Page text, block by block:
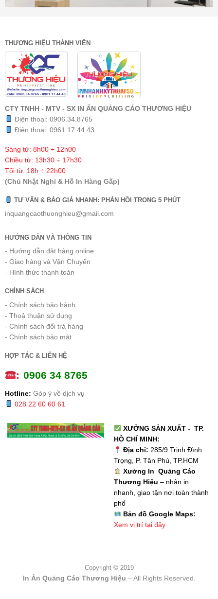
THƯƠNG HIỆU THÀNH VIÊN
CTY TNHH - MTV - SX IN ẤN QUẢNG CÁO THƯƠNG HIỆU
Điện thoại: 0906.34.8765
Điện thoại: 0961.17.44.43
Sáng từ: 8h00 ÷ 12h00
Chiều từ: 13h30 ÷ 17h30
Tối từ: 18h ÷ 22h00
(Chủ Nhật Nghỉ & Hỗ In Hàng Gấp)
TƯ VẤN & BÁO GIÁ NHANH: PHẢN HỒI TRONG 5 PHÚT
inquangcaothuonghieu@gmail.com
HƯỚNG DẪN VÀ THÔNG TIN
- Hướng dẫn đặt hàng online
- Giao hàng và Vận Chuyển
- Hình thức thanh toán
CHÍNH SÁCH
- Chính sách bảo hành
- Thoả thuận sử dụng
- Chính sách đổi trả hàng
- Chính sách bảo mật
HỢP TÁC & LIÊN HỆ
: 0906 34 8765
Hotline: Góp ý về dịch vụ
028 22 60 60 61
XƯỞNG SẢN XUẤT - TP.
HỒ CHÍ MINH:
Địa chỉ: 285/9 Trịnh Đình
Trọng, P. Tân Phú, TP.HCM
Xưởng In Quảng Cáo
Thương Hiệu – nhận in
nhanh, giao tận nơi toàn thành
phố
Bản đồ Google Maps:
Xem vị trí tại đây
Copyright © 2019
In Ấn Quảng Cáo Thương Hiệu – All Rights Reserved.